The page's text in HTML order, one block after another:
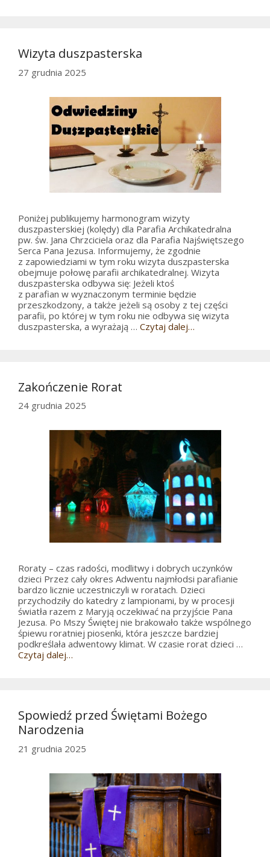
Wizyta duszpasterska
27 grudnia 2025
Poniżej publikujemy harmonogram wizyty
duszpasterskiej (kolędy) dla Parafia Archikatedralna
pw. św. Jana Chrzciciela oraz dla Parafia Najświętszego
Serca Pana Jezusa. Informujemy, że zgodnie
z zapowiedziami w tym roku wizyta duszpasterska
obejmuje połowę parafii archikatedralnej. Wizyta
duszpasterska odbywa się: Jeżeli ktoś
z parafian w wyznaczonym terminie będzie
przeszkodzony, a także jeżeli są osoby z tej części
parafii, po której w tym roku nie odbywa się wizyta
duszpasterska, a wyrażają … Czytaj dalej…
Zakończenie Rorat
24 grudnia 2025
Roraty – czas radości, modlitwy i dobrych uczynków
dzieci Przez cały okres Adwentu najmłodsi parafianie
bardzo licznie uczestniczyli w roratach. Dzieci
przychodziły do katedry z lampionami, by w procesji
światła razem z Maryją oczekiwać na przyjście Pana
Jezusa. Po Mszy Świętej nie brakowało także wspólnego
śpiewu roratniej piosenki, która jeszcze bardziej
podkreślała adwentowy klimat. W czasie rorat dzieci …
Czytaj dalej…
Spowiedź przed Świętami Bożego
Narodzenia
21 grudnia 2025